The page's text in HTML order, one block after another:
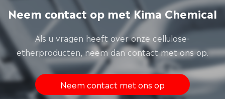
Neem contact op met Kima Chemical
Als u vragen heeft over onze cellulose-
etherproducten, neem dan contact met ons op.
Neem contact met ons op